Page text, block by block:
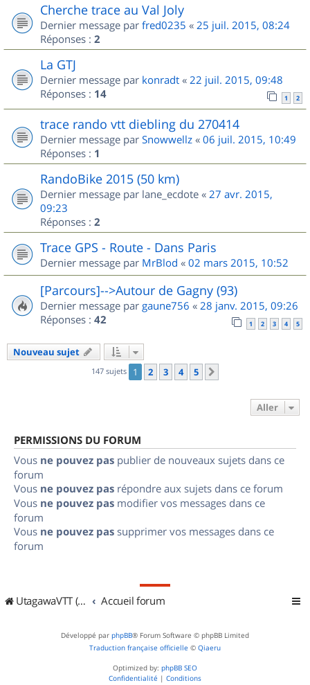
Cherche trace au Val Joly
Dernier message par fred0235 « 25 juil. 2015, 08:24
Réponses : 2
La GTJ
Dernier message par konradt « 22 juil. 2015, 09:48
Réponses : 14 1 2
trace rando vtt diebling du 270414
Dernier message par Snowwellz « 06 juil. 2015, 10:49
Réponses : 1
RandoBike 2015 (50 km)
Dernier message par lane_ecdote « 27 avr. 2015,
09:23
Réponses : 2
Trace GPS - Route - Dans Paris
Dernier message par MrBlod « 02 mars 2015, 10:52
[Parcours]-->Autour de Gagny (93)
Dernier message par gaune756 « 28 janv. 2015, 09:26
Réponses : 42 1 2 3 4 5
Nouveau sujet
147 sujets 1 2 3 4 5
Aller
PERMISSIONS DU FORUM
Vous ne pouvez pas publier de nouveaux sujets dans ce
forum
Vous ne pouvez pas répondre aux sujets dans ce forum
Vous ne pouvez pas modifier vos messages dans ce
forum
Vous ne pouvez pas supprimer vos messages dans ce
forum
UtagawaVTT (Randos VTT et VTTAE avec traces GPS) Accueil forum
Développé par phpBB® Forum Software © phpBB Limited
Traduction française officielle © Qiaeru
Optimized by: phpBB SEO
Confidentialité | Conditions